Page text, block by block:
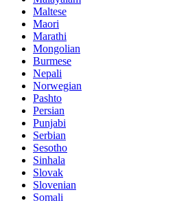
Maltese
Maori
Marathi
Mongolian
Burmese
Nepali
Norwegian
Pashto
Persian
Punjabi
Serbian
Sesotho
Sinhala
Slovak
Slovenian
Somali